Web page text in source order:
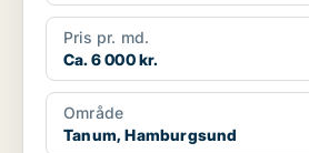
Pris pr. md.
Ca. 6 000 kr.
Område
Tanum, Hamburgsund